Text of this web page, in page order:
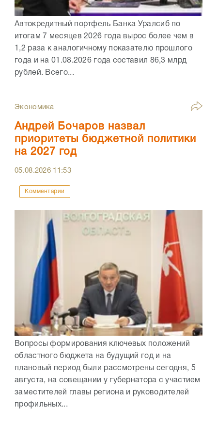
Автокредитный портфель Банка Уралсиб по
итогам 7 месяцев 2026 года вырос более чем в
1,2 раза к аналогичному показателю прошлого
года и на 01.08.2026 года составил 86,3 млрд
рублей. Всего...
Экономика
Андрей Бочаров назвал
приоритеты бюджетной политики
на 2027 год
05.08.2026 11:53
Комментарии
Вопросы формирования ключевых положений
областного бюджета на будущий год и на
плановый период были рассмотрены сегодня, 5
августа, на совещании у губернатора с участием
заместителей главы региона и руководителей
профильных...